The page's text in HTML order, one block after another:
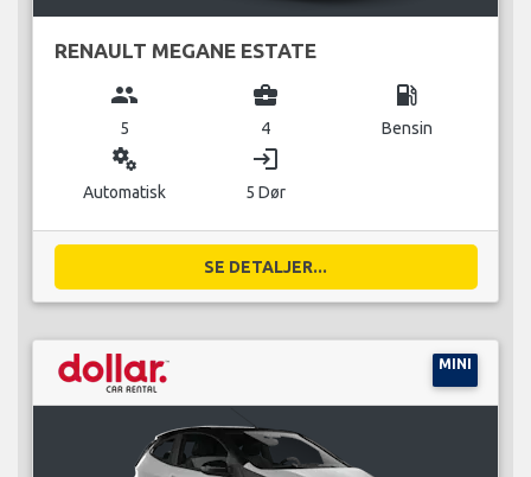
RENAULT MEGANE ESTATE
group
5
business_center
4
local_gas_station
Bensin
miscellaneous_services
Automatisk
login
5 Dør
SE DETALJER...
MINI